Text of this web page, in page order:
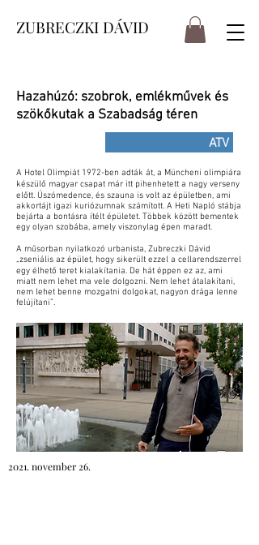
ZUBRECZKI DÁVID
Hazahúzó: szobrok, emlékművek és
szökőkutak a Szabadság téren
ATV
A Hotel Olimpiát 1972-ben adták át, a Müncheni olimpiára
készülő magyar csapat már itt pihenhetett a nagy verseny
előtt. Úszómedence, és szauna is volt az épületben, ami
akkortájt igazi kuriózumnak számított. A Heti Napló stábja
bejárta a bontásra ítélt épületet. Többek között bementek
egy olyan szobába, amely viszonylag épen maradt.
A műsorban nyilatkozó urbanista, Zubreczki Dávid
„zseniális az épület, hogy sikerült ezzel a cellarendszerrel
egy élhető teret kialakítania. De hát éppen ez az, ami
miatt nem lehet ma vele dolgozni. Nem lehet átalakítani,
nem lehet benne mozgatni dolgokat, nagyon drága lenne
felújítani”.
2021. november 26.